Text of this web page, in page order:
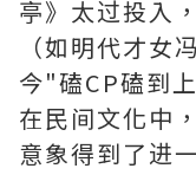
亭》太过投入
（如明代才女
今"磕CP磕到
在民间文化中
意象得到了进